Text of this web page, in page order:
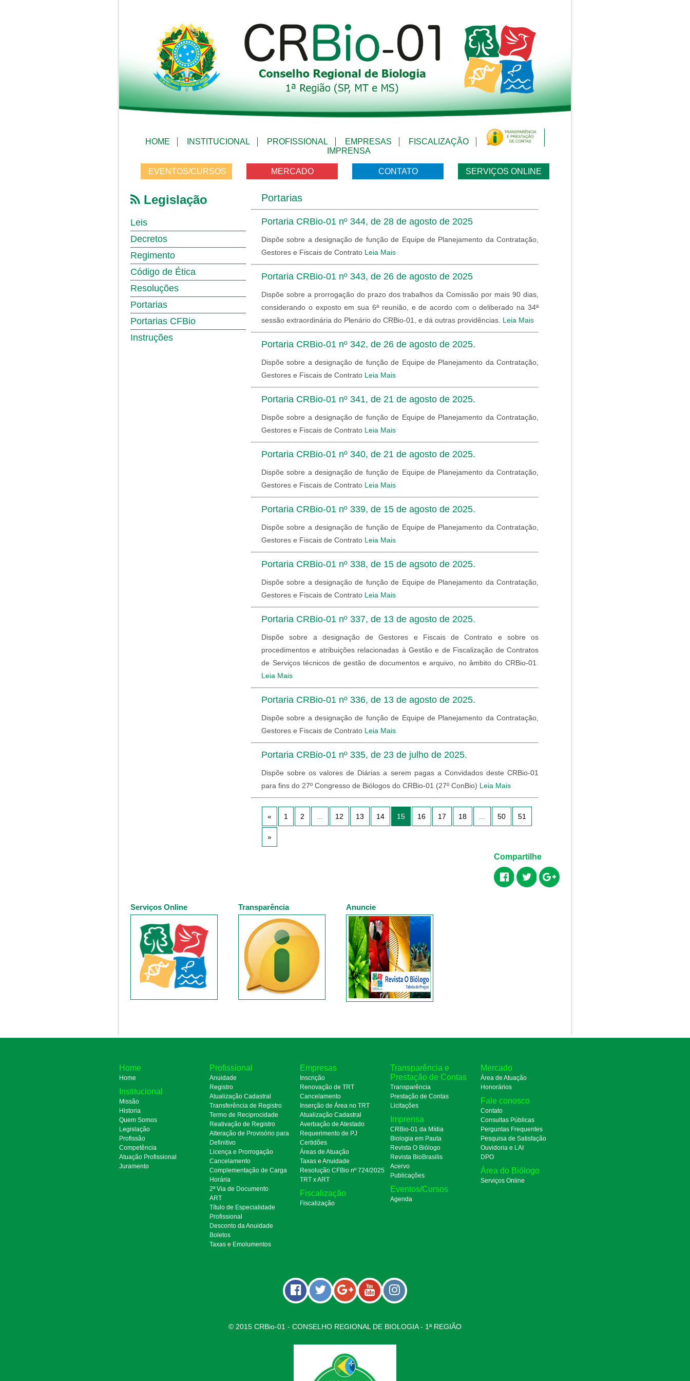
HOME INSTITUCIONAL PROFISSIONAL EMPRESAS
FISCALIZAÇÃO
IMPRENSA
EVENTOS/CURSOS MERCADO CONTATO SERVIÇOS ONLINE
Legislação
Leis
Decretos
Regimento
Código de Ética
Resoluções
Portarias
Portarias CFBio
Instruções
Portarias
Portaria CRBio-01 nº 344, de 28 de agosto de 2025
Dispõe sobre a designação de função de Equipe de Planejamento da Contratação,
Gestores e Fiscais de Contrato Leia Mais
Portaria CRBio-01 nº 343, de 26 de agosto de 2025
Dispõe sobre a prorrogação do prazo dos trabalhos da Comissão por mais 90 dias,
considerando o exposto em sua 6ª reunião, e de acordo com o deliberado na 34ª
sessão extraordinária do Plenário do CRBio-01, e dá outras providências. Leia Mais
Portaria CRBio-01 nº 342, de 26 de agosto de 2025.
Dispõe sobre a designação de função de Equipe de Planejamento da Contratação,
Gestores e Fiscais de Contrato Leia Mais
Portaria CRBio-01 nº 341, de 21 de agosto de 2025.
Dispõe sobre a designação de função de Equipe de Planejamento da Contratação,
Gestores e Fiscais de Contrato Leia Mais
Portaria CRBio-01 nº 340, de 21 de agosto de 2025.
Dispõe sobre a designação de função de Equipe de Planejamento da Contratação,
Gestores e Fiscais de Contrato Leia Mais
Portaria CRBio-01 nº 339, de 15 de agosto de 2025.
Dispõe sobre a designação de função de Equipe de Planejamento da Contratação,
Gestores e Fiscais de Contrato Leia Mais
Portaria CRBio-01 nº 338, de 15 de agsoto de 2025.
Dispõe sobre a designação de função de Equipe de Planejamento da Contratação,
Gestores e Fiscais de Contrato Leia Mais
Portaria CRBio-01 nº 337, de 13 de agosto de 2025.
Dispõe sobre a designação de Gestores e Fiscais de Contrato e sobre os
procedimentos e atribuições relacionadas à Gestão e de Fiscalização de Contratos
de Serviços técnicos de gestão de documentos e arquivo, no âmbito do CRBio-01.
Leia Mais
Portaria CRBio-01 nº 336, de 13 de agosto de 2025.
Dispõe sobre a designação de função de Equipe de Planejamento da Contratação,
Gestores e Fiscais de Contrato Leia Mais
Portaria CRBio-01 nº 335, de 23 de julho de 2025.
Dispõe sobre os valores de Diárias a serem pagas a Convidados deste CRBio-01
para fins do 27º Congresso de Biólogos do CRBio-01 (27º ConBio) Leia Mais
« 1 2 12 13 14 15 16 17 18 50 51
»
Compartilhe
Serviços Online Transparência Anuncie
Home
Home
Institucional
Missão
Historia
Quem Somos
Legislação
Profissão
Competência
Atuação Profissional
Juramento
Profissional
Anuidade
Registro
Atualização Cadastral
Transferência de Registro
Termo de Reciprocidade
Reativação de Registro
Alteração de Provisório para
Definitivo
Licença e Prorrogação
Cancelamento
Complementação de Carga
Horária
2ª Via de Documento
ART
Título de Especialidade
Profissional
Desconto da Anuidade
Boletos
Taxas e Emolumentos
Empresas
Inscrição
Renovação de TRT
Cancelamento
Inserção de Área no TRT
Atualização Cadastral
Averbação de Atestado
Requerimento de PJ
Certidões
Áreas de Atuação
Taxas e Anuidade
Resolução CFBio nº 724/2025
TRT x ART
Fiscalização
Fiscalização
Transparência e
Prestação de Contas
Transparência
Prestação de Contas
Licitações
Imprensa
CRBio-01 da Mídia
Biologia em Pauta
Revista O Biólogo
Revista BioBrasilis
Acervo
Publicações
Eventos/Cursos
Agenda
Mercado
Área de Atuação
Honorários
Fale conosco
Contato
Consultas Públicas
Perguntas Frequentes
Pesquisa de Satisfação
Ouvidoria e LAI
DPO
Área do Biólogo
Serviços Online
© 2015 CRBio-01 - CONSELHO REGIONAL DE BIOLOGIA - 1ª REGIÃO